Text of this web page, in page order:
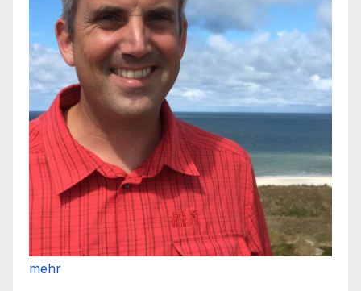
mehr